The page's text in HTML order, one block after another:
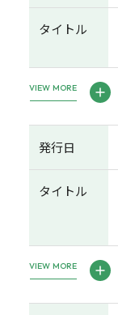
タイトル
VIEW MORE
発行日
タイトル
VIEW MORE